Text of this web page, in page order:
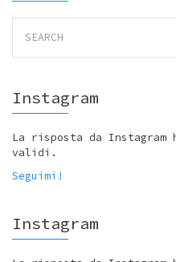
for:
Instagram
La risposta da
validi.
Seguimi!
Instagram